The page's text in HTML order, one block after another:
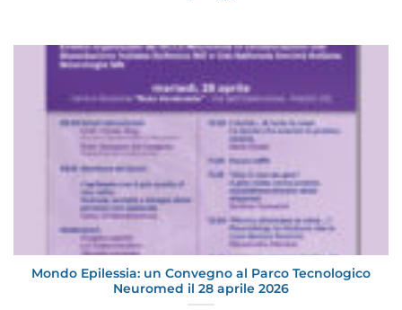
Mondo Epilessia: un Convegno al Parco Tecnologico
Neuromed il 28 aprile 2026